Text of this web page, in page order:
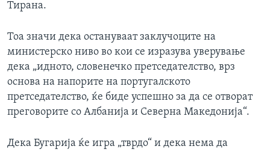
Тирана.
Тоа значи дека остануваат заклучоците на
министерско ниво во кои се изразува уверување
дека „идното, словенечко претседателство, врз
основа на напорите на португалското
претседателство, ќе биде успешно за да се отворат
преговорите со Албанија и Северна Македонија“.
Дека Бугарија ќе игра „тврдо“ и дека нема да